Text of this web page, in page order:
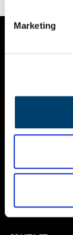
Marketing
VERHALEN
KALENDER
THEMA’S
VIDEO’S